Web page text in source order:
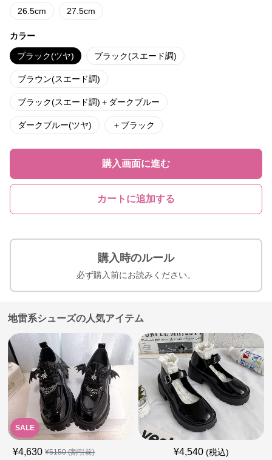
26.5cm 27.5cm
カラー
ブラック(ツヤ) ブラック(スエード調)
ブラウン(スエード調)
ブラック(スエード調)＋ダークブルー
ダークブルー(ツヤ) ＋ブラック
購入画面に進む
カートに追加する
購入時のルール
必ず購入前にお読みください。
地雷系シューズの人気アイテム
SALE
¥4,630 ¥5150(割引前) ¥4,540 (税込)